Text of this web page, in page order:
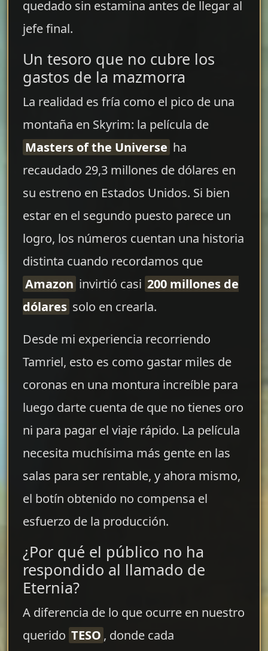
quedado sin estamina antes de llegar al
jefe final.
Un tesoro que no cubre los
gastos de la mazmorra
La realidad es fría como el pico de una
montaña en Skyrim: la película de
Masters of the Universe ha
recaudado 29,3 millones de dólares en
su estreno en Estados Unidos. Si bien
estar en el segundo puesto parece un
logro, los números cuentan una historia
distinta cuando recordamos que
Amazon invirtió casi 200 millones de
dólares solo en crearla.
Desde mi experiencia recorriendo
Tamriel, esto es como gastar miles de
coronas en una montura increíble para
luego darte cuenta de que no tienes oro
ni para pagar el viaje rápido. La película
necesita muchísima más gente en las
salas para ser rentable, y ahora mismo,
el botín obtenido no compensa el
esfuerzo de la producción.
¿Por qué el público no ha
respondido al llamado de
Eternia?
A diferencia de lo que ocurre en nuestro
querido TESO , donde cada